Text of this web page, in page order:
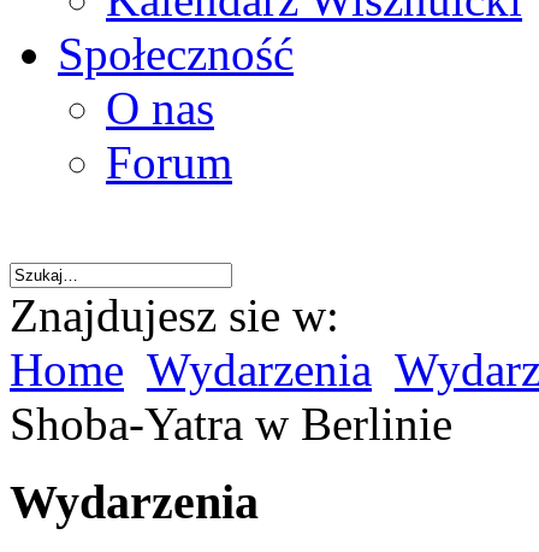
Społeczność
O nas
Forum
Znajdujesz sie w:
Home Wydarzenia
Shoba-Yatra w Berlinie
Wydarzenia